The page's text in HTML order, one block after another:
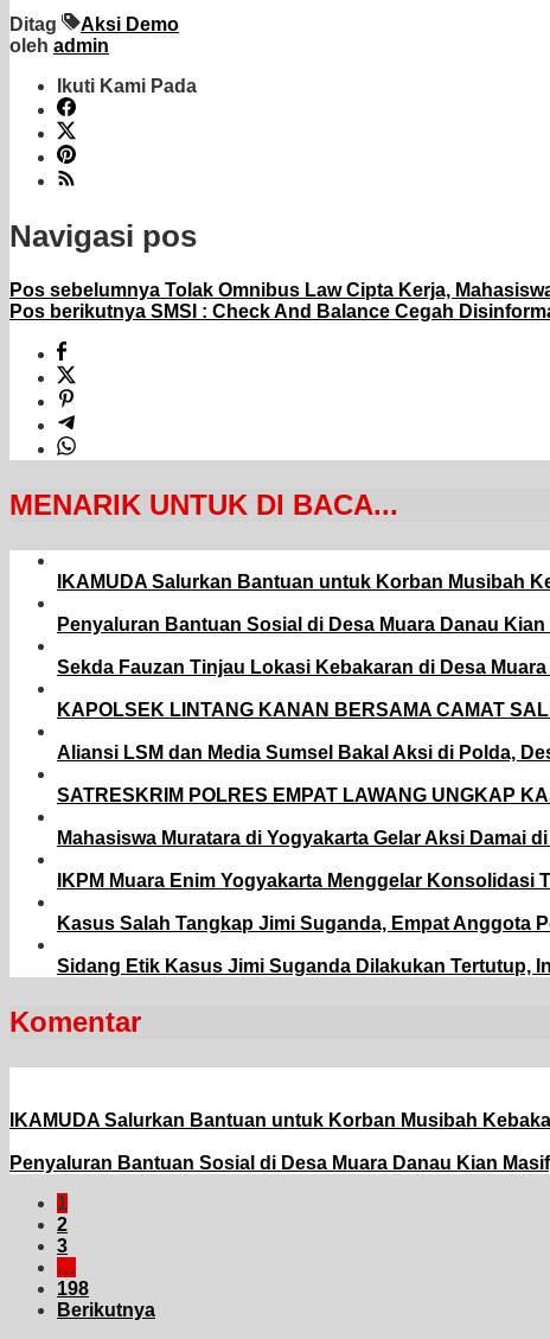
Ditag
Aksi Demo
oleh admin
Ikuti Kami Pada
Navigasi pos
Pos sebelumnya Tolak Omnibus Law Cipta Kerja,
Pos berikutnya SMSI : Check And Balance Cegah
MENARIK UNTUK DI BACA...
IKAMUDA Salurkan Bantuan untuk Korban Musibah
Penyaluran Bantuan Sosial di Desa Muara Danau
Sekda Fauzan Tinjau Lokasi Kebakaran di Desa
KAPOLSEK LINTANG KANAN BERSAMA CAMAT
Aliansi LSM dan Media Sumsel Bakal Aksi di Polda,
SATRESKRIM POLRES EMPAT LAWANG UNGKAP
Mahasiswa Muratara di Yogyakarta Gelar Aksi Damai
IKPM Muara Enim Yogyakarta Menggelar Konsolidasi
Kasus Salah Tangkap Jimi Suganda, Empat Anggota
Sidang Etik Kasus Jimi Suganda Dilakukan Tertutup,
Komentar
IKAMUDA Salurkan Bantuan untuk Korban Musibah
Penyaluran Bantuan Sosial di Desa Muara Danau Kian
1
2
3
…
198
Berikutnya